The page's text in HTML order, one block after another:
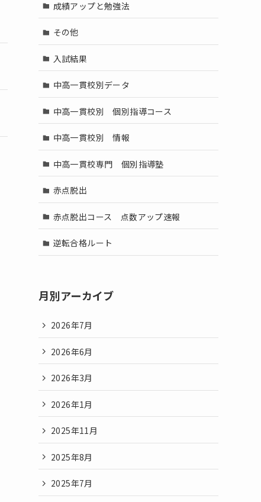
成績アップと勉強法
その他
入試結果
中高一貫校別データ
中高一貫校別 個別指導コース
中高一貫校別 情報
中高一貫校専門 個別指導塾
赤点脱出
赤点脱出コース 点数アップ速報
逆転合格ルート
月別アーカイブ
2026年7月
2026年6月
2026年3月
2026年1月
2025年11月
2025年8月
2025年7月